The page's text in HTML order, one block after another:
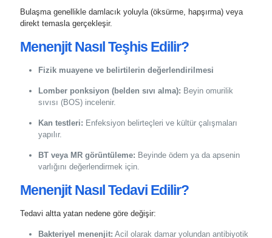
Bulaşma genellikle damlacık yoluyla (öksürme, hapşırma) veya
direkt temasla gerçekleşir.
Menenjit Nasıl Teşhis Edilir?
Fizik muayene ve belirtilerin değerlendirilmesi
Lomber ponksiyon (belden sıvı alma): Beyin omurilik
sıvısı (BOS) incelenir.
Kan testleri: Enfeksiyon belirteçleri ve kültür çalışmaları
yapılır.
BT veya MR görüntüleme: Beyinde ödem ya da apsenin
varlığını değerlendirmek için.
Menenjit Nasıl Tedavi Edilir?
Tedavi altta yatan nedene göre değişir:
Bakteriyel menenjit: Acil olarak damar yolundan antibiyotik